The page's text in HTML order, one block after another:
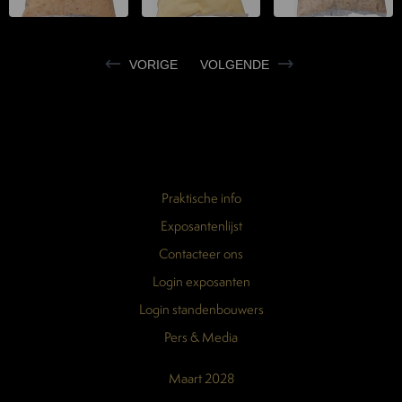
VORIGE VOLGENDE
Praktische info
Exposantenlijst
Contacteer ons
Login exposanten
Login standenbouwers
Pers & Media
Maart 2028